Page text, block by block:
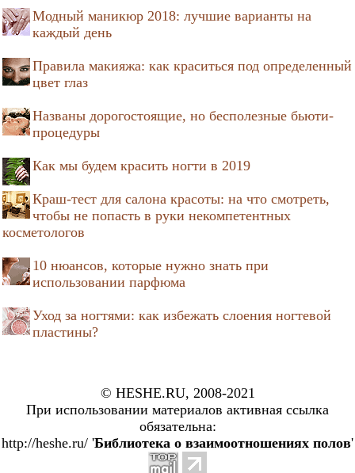
Модный маникюр 2018: лучшие варианты на
каждый день
Правила макияжа: как краситься под определенный
цвет глаз
Названы дорогостоящие, но бесполезные бьюти-
процедуры
Как мы будем красить ногти в 2019
Краш-тест для салона красоты: на что смотреть,
чтобы не попасть в руки некомпетентных
косметологов
10 нюансов, которые нужно знать при
использовании парфюма
Уход за ногтями: как избежать слоения ногтевой
пластины?
© HESHE.RU, 2008-2021
При использовании материалов активная ссылка
обязательна:
http://heshe.ru/ 'Библиотека о взаимоотношениях полов'